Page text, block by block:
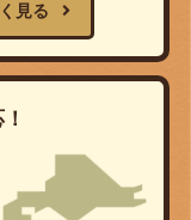
見る